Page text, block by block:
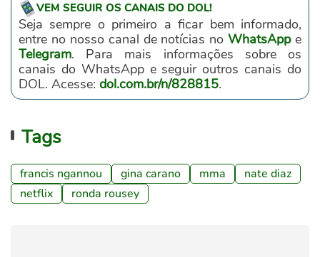
VEM SEGUIR OS CANAIS DO DOL!
Seja sempre o primeiro a ficar bem informado,
entre no nosso canal de notícias noWhatsAppe
Telegram. Para mais informações sobre os
canais do WhatsApp e seguir outros canais do
DOL. Acesse: dol.com.br/n/828815.
Tags
francis ngannou gina carano mma
nate diaz
netflix
ronda rousey